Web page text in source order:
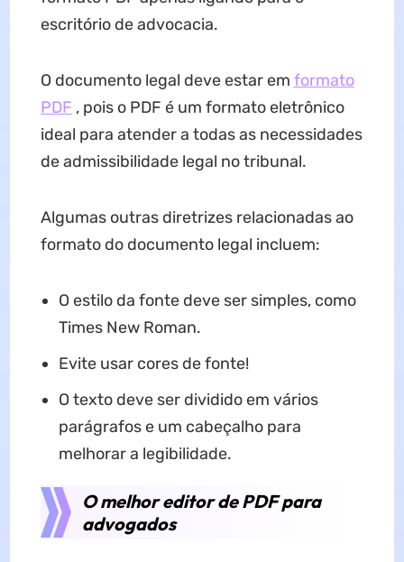
escritório de advocacia.
O documento legal deve estar em formato
PDF , pois o PDF é um formato eletrônico
ideal para atender a todas as necessidades
de admissibilidade legal no tribunal.
Algumas outras diretrizes relacionadas ao
formato do documento legal incluem:
O estilo da fonte deve ser simples, como
Times New Roman.
Evite usar cores de fonte!
O texto deve ser dividido em vários
parágrafos e um cabeçalho para
melhorar a legibilidade.
O melhor editor de PDF para
advogados